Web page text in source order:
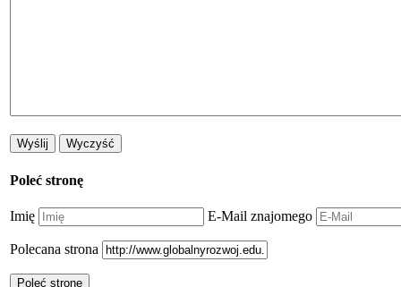
Poleć stronę
Imię E-Mail znajomego
Polecana strona